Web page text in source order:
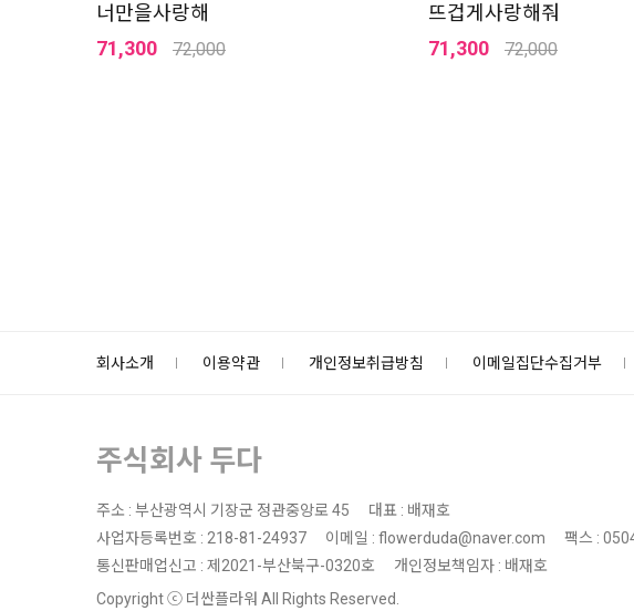
너만을사랑해
71,300
72,000
뜨겁게사랑해줘
71,300
72,000
회사소개 이용약관 개인정보취급방침 이메일집단수집거부
주식회사 두다
주소 : 부산광역시 기장군 정관중앙로 45
대표 : 배재호
사업자등록번호 : 218-81-24937
이메일 : flowerduda@naver.com
팩스 :
통신판매업신고 : 제2021-부산북구-0320호
개인정보책임자 : 배재호
Copyright ⓒ 더싼플라워 All Rights Reserved.